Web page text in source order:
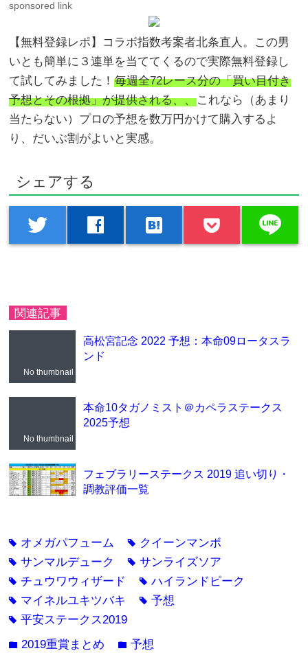
sponsored link
【無料登録レポ】コラボ指数考案者北条直人。この男
いとも簡単に３連単を当ててくるので実際無料登録し
て試してみました！毎週全72レース分の「買い目付き
予想とその根拠」が提供される、、これなら（あまり
当たらない）プロの予想を数万円かけて購入するよ
り、だいぶ割がよいと実感。
シェアする
twitter facebook hatenabookmark line
関連記事
No thumbnail
高松宮記念 2022 予想：本命09ロータスラ
ンド
No thumbnail
本命10タガノミスト＠カペラステークス
2025予想
フェブラリーステークス 2019 追い切り・
調教評価一覧
tag オメガパフューム tag クイーンマンボ
tagサンマルデューク tagサンライズソア
tag チュウワウィザード tagハイランドピーク
tag マイネルユキツバキ tag予想
tag平安ステークス2019
folder 2019重賞まとめ folder予想